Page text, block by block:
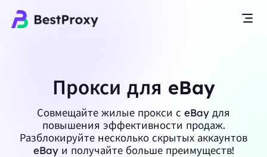
Прокси для eBay
Совмещайте жилые прокси с eBay для
повышения эффективности продаж.
Разблокируйте несколько скрытых аккаунтов
eBay и получайте больше преимуществ!